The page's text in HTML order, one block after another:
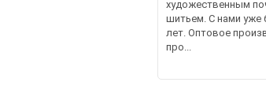
художественным
шитьем. С нами уже
лет. Оптовое
про...